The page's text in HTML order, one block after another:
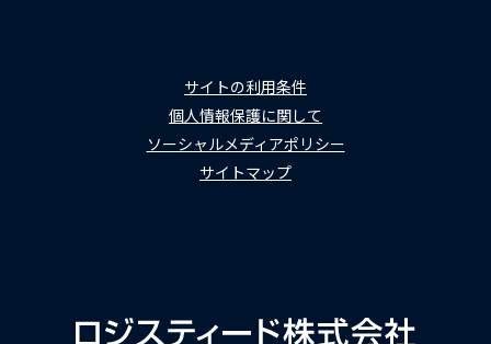
サイトの利用条件
個人情報保護に関して
ソーシャルメディアポリシー
サイトマップ